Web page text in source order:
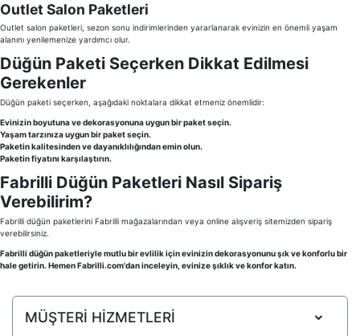
Outlet Salon Paketleri
Outlet salon paketleri, sezon sonu indirimlerinden yararlanarak evinizin en önemli yaşam
alanını yenilemenize yardımcı olur.
Düğün Paketi Seçerken Dikkat Edilmesi
Gerekenler
Düğün paketi seçerken, aşağıdaki noktalara dikkat etmeniz önemlidir:
Evinizin boyutuna ve dekorasyonuna uygun bir paket seçin.
Yaşam tarzınıza uygun bir paket seçin.
Paketin kalitesinden ve dayanıklılığından emin olun.
Paketin fiyatını karşılaştırın.
Fabrilli Düğün Paketleri Nasıl Sipariş
Verebilirim?
Fabrilli düğün paketlerini Fabrilli mağazalarından veya online alışveriş sitemizden sipariş
verebilirsiniz.
Fabrilli düğün paketleriyle mutlu bir evlilik için evinizin dekorasyonunu şık ve konforlu bir
hale getirin. Hemen Fabrilli.com'dan inceleyin, evinize şıklık ve konfor katın.
MÜŞTERİ HİZMETLERİ